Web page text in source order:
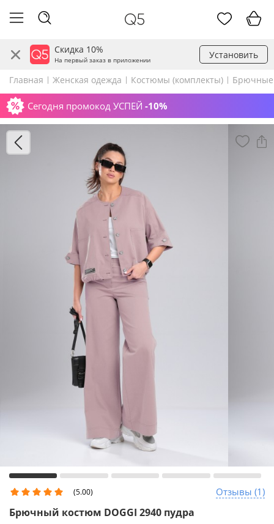
Скидка 10%
На первый заказ в приложении Установить
Главная Женская одежда Костюмы (комплекты)
Сегодня промокод УСПЕЙ -10%
(5.00) Отзывы (1)
Брючный костюм DOGGI 2940 пудра